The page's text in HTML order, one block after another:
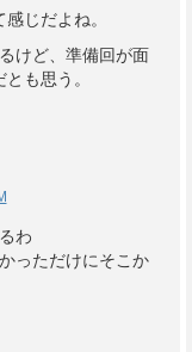
じだよね。
けど、準備回が面
も思う。
わ
っただけにそこか